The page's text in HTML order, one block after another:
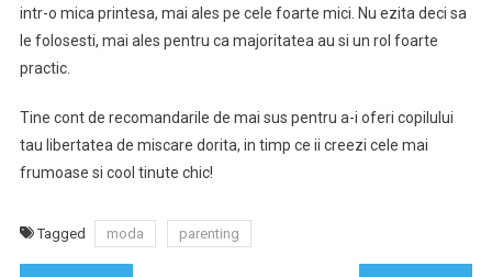
intr-o mica printesa, mai ales pe cele foarte mici. Nu ezita deci sa
le folosesti, mai ales pentru ca majoritatea au si un rol foarte
practic.
Tine cont de recomandarile de mai sus pentru a-i oferi copilului
tau libertatea de miscare dorita, in timp ce ii creezi cele mai
frumoase si cool tinute chic!
Tagged moda parenting